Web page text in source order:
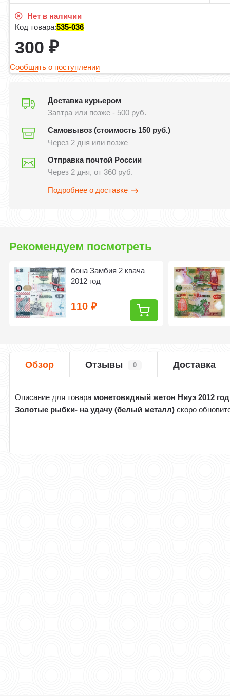
Нет в наличии
Код товара:535-036
300₽
Сообщить о поступлении
Доставка курьером
Завтра или позже - 500 руб.
Самовывоз (стоимость 150 руб.)
Через 2 дня или позже
Отправка почтой России
Через 2 дня, от 360 руб.
Подробнее о доставке
Рекомендуем посмотреть
бона Замбия 2 квача
2012 год
110₽
Обзор Отзывы 0 Доставка
Описание для товара монетовидный жетон Ниуэ 2012 год
Золотые рыбки- на удачу (белый металл) скоро